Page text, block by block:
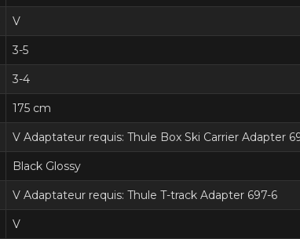
V
3-5
3-4
175 cm
V Adaptateur requis: Thule Box Ski Carrier Adapter
Black Glossy
V Adaptateur requis: Thule T-track Adapter 697-6
V